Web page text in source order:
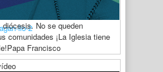
lio-2 No se queden
comunidades ¡La Iglesia tiene
Papa Francisco